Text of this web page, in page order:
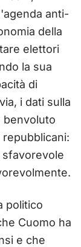
anti-
della
elettori
la sua
di
i dati sulla
benvoluto
politico
Cuomo ha
e che